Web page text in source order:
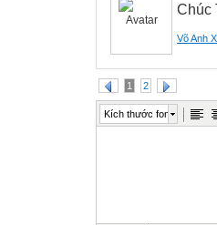
Chúc
Võ Anh
1 2
Kích thước font